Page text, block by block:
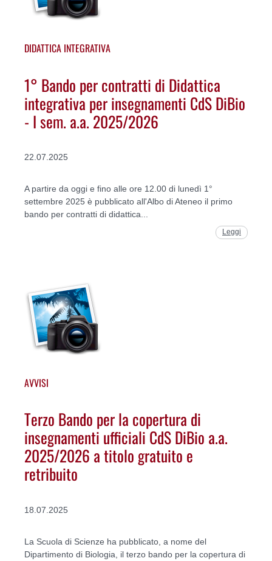
DIDATTICA INTEGRATIVA
1° Bando per contratti di Didattica
integrativa per insegnamenti CdS DiBio
- I sem. a.a. 2025/2026
22.07.2025
A partire da oggi e fino alle ore 12.00 di lunedì 1°
settembre 2025 è pubblicato all'Albo di Ateneo il primo
bando per contratti di didattica...
Leggi
AVVISI
Terzo Bando per la copertura di
insegnamenti ufficiali CdS DiBio a.a.
2025/2026 a titolo gratuito e
retribuito
18.07.2025
La Scuola di Scienze ha pubblicato, a nome del
Dipartimento di Biologia, il terzo bando per la copertura di